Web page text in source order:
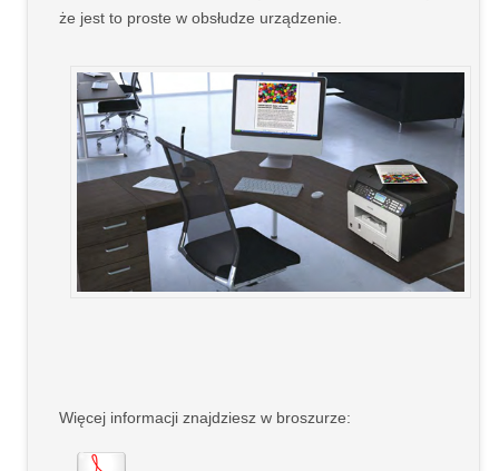
że jest to proste w obsłudze urządzenie.
Więcej informacji znajdziesz w broszurze: